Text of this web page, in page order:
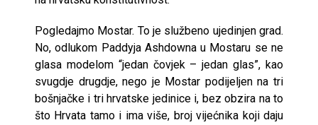
Pogledajmo Mostar. To je službeno ujedinjen grad.
No, odlukom Paddyja Ashdowna u Mostaru se ne
glasa modelom “jedan čovjek – jedan glas”, kao
svugdje drugdje, nego je Mostar podijeljen na tri
bošnjačke i tri hrvatske jedinice i, bez obzira na to
što Hrvata tamo i ima više, broj vijećnika koji daju